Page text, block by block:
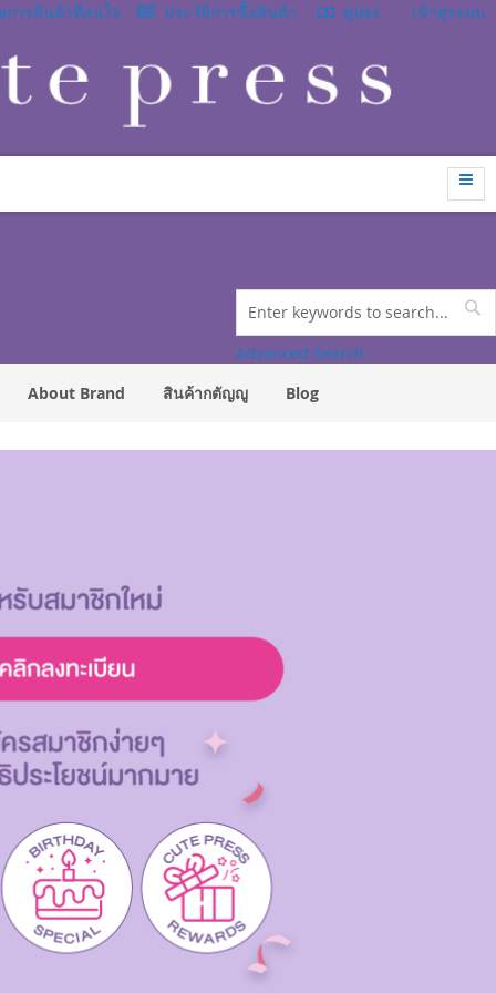
การสินค้าที่สนใจ ประวัติการซื้อสินค้า คูปอง เข้าสู่ระบบ
Search
Advanced Search
About Brand สินค้ากตัญญู Blog